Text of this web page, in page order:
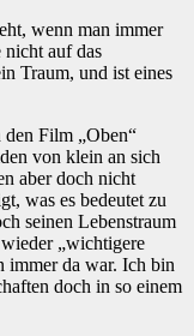
wenn man immer
auf das
Traum, und ist eines
Film „Oben“
von klein an sich
aber doch nicht
was es bedeutet zu
seinen Lebenstraum
„wichtigere
immer da war. Ich bin
doch in so einem